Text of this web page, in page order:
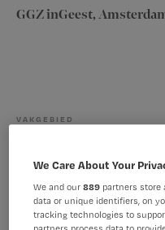
GGZ inGeest,
VAKGEBIED
BRANCHE
Instelling/tehuis
PLAATSINGSDATUM
We Care About Your
We and our889 partners store
data or unique identifiers, on
tracking technologies to